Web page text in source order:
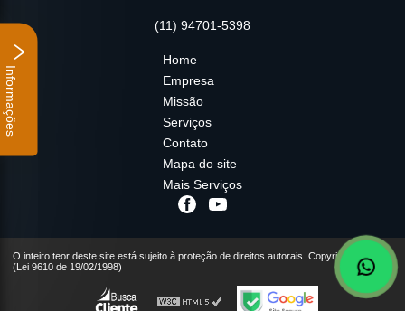
(11) 94701-5398
Home
Empresa
Missão
Serviços
Contato
Mapa do site
Mais Serviços
O inteiro teor deste site está sujeito à proteção de direitos autorais. Copyright© Civiltec
(Lei 9610 de 19/02/1998)
Informações